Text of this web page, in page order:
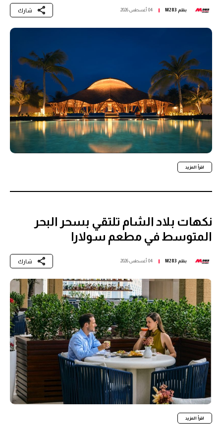
بقلم M283 04 أغسطس 2026 شارك
اقرأ المزيد
نكهات بلاد الشام تلتقي بسحر البحر
المتوسط في مطعم سولارا
بقلم M283 04 أغسطس 2026 شارك
اقرأ المزيد